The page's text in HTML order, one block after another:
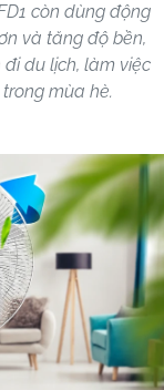
còn dùng động
và tăng độ bền,
du lịch, làm việc
mùa hè.